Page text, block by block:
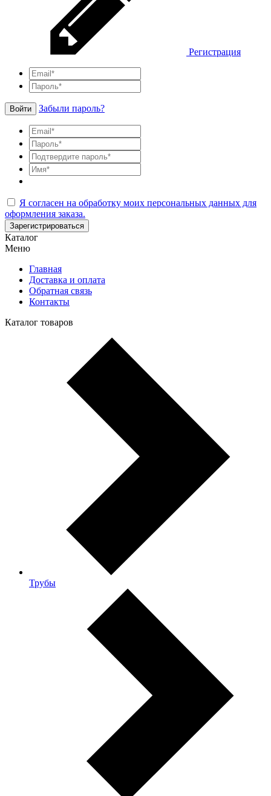
Регистрация
Войти Забыли пароль?
Я согласен на обработку моих персональных данных для
оформления заказа.
Зарегистрироваться
Каталог
Меню
Главная
Доставка и оплата
Обратная связь
Контакты
Каталог товаров
Трубы